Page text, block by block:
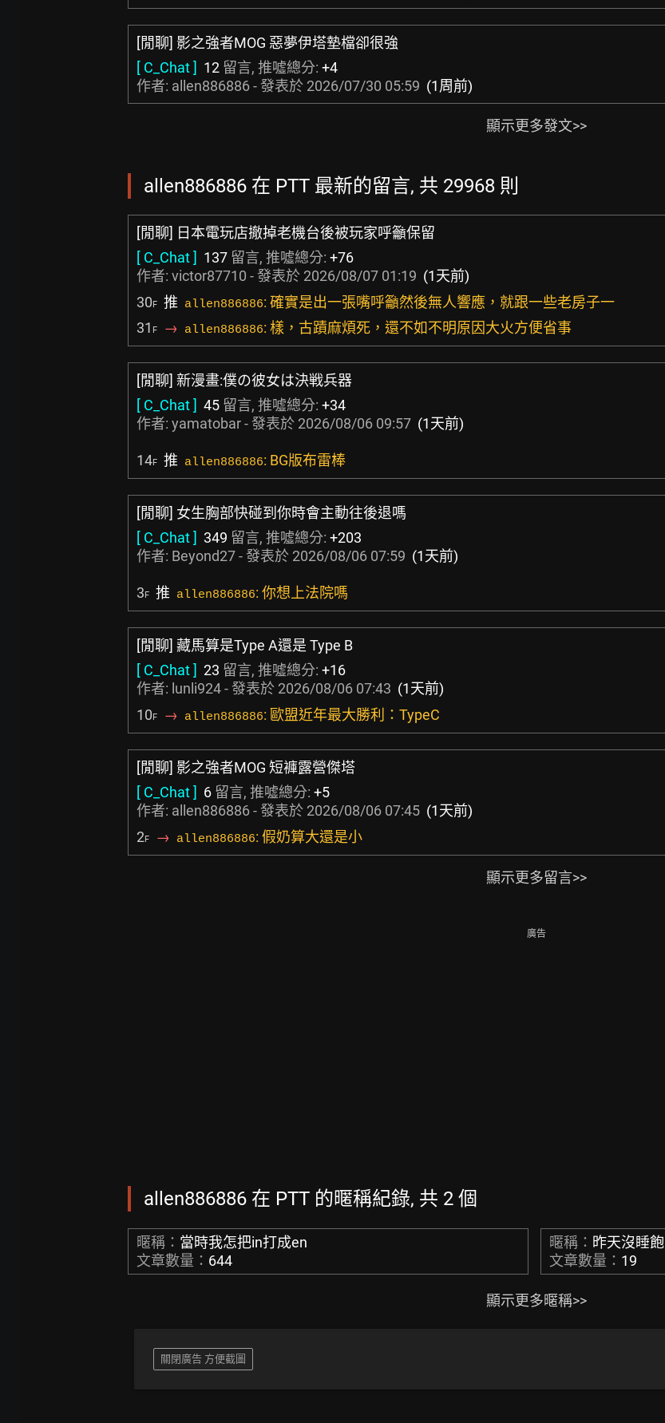
[閒聊] 影之強者MOG 惡夢伊塔墊檔卻很強
[ C_Chat ] 12 留言, 推噓總分: +4
作者: allen886886 - 發表於 2026/07/30 05:59 (1周前)
顯示更多發文>>
allen886886 在 PTT 最新的留言, 共 29968 則
[閒聊] 日本電玩店撤掉老機台後被玩家呼籲保留
[ C_Chat ] 137 留言, 推噓總分: +76
作者: victor87710 - 發表於 2026/08/07 01:19 (1天前)
30F 推 allen886886: 確實是出一張嘴呼籲然後無人響應，就跟一些老房子一
31 F → allen886886: 樣，古蹟麻煩死，還不如不明原因大火方便省事
[閒聊] 新漫畫:僕の彼女は決戦兵器
[ C_Chat ] 45 留言, 推噓總分: +34
作者: yamatobar- 發表於 2026/08/06 09:57 (1天前)
14F 推 allen886886: BG版布雷棒
[閒聊] 女生胸部快碰到你時會主動往後退嗎
[ C_Chat ] 349 留言, 推噓總分: +203
作者: Beyond27- 發表於 2026/08/06 07:59 (1天前)
3F 推 allen886886: 你想上法院嗎
[閒聊] 藏馬算是Type A還是 Type B
[ C_Chat ] 23 留言, 推噓總分: +16
作者: lunli924- 發表於 2026/08/06 07:43 (1天前)
10F → allen886886: 歐盟近年最大勝利：TypeC
[閒聊] 影之強者MOG 短褲露營傑塔
[ C_Chat ] 6 留言, 推噓總分: +5
作者: allen886886 - 發表於 2026/08/06 07:45 (1天前)
2F → allen886886: 假奶算大還是小
顯示更多留言>>
廣告
allen886886 在 PTT 的暱稱紀錄, 共 2 個
暱稱： 當時我怎把in打成en
文章數量： 644
暱稱： 昨天沒睡飽
文章數量： 19
顯示更多暱稱>>
關閉廣告 方便截圖